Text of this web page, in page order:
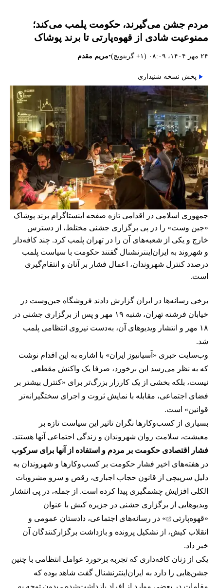
مردم جشن می‌گیرند، حکومت پلمب می‌کند؛
ممنوعیت شادی از قهوه‌پارتی تا برند پوشاک
۲۴ مهر ۱۴۰۴، ۰۸:۰۹ (‎+۱ گرینویچ) •مریم مقدم
پخش نسخه شنیداری
جمهوری اسلامی در اقدامی تازه صفحه اینستاگرام برند پوشاک
«جین وست» را در پی برگزاری جشنی مختلط، از دسترس
خارج و یکی از شعبه‌های آن را در تهران پلمب کرد. چند کافه‌‌دار
و شهروند به ایران‌اینترنشنال گفتند حکومت با سیاست پلمب
درصدد کنترل شهروندان، اعمال فشار بر آنان و انتقام‌گیری
است.
برخی رسانه‌ها در ایران گزارش دادند فروشگاه جین‌وست در
خیابان فرشته تهران، شنبه ۱۹ مهر و پس از برگزاری جشنی در
۱۸ مهر و انتشار ویدیوهای آن، به‌دست نیروی انتظامی پلمب
شد.
وب‌سایت خبری «آسیانیوز ایران» با اشاره به این اقدام نوشت
که به نظر می‌رسد این برخورد، صرفا یک واکنش مقطعی
نیست، بلکه بخشی از یک کارزار بزرگ‌تر برای «کنترل بیشتر بر
فضای اجتماعی، مقابله با نمایش ثروت و اجرای سختگیرانه‌تر
قوانین» است.
بسیاری از کسب‌وکارها نگران تاثیر این سیاست‌ تازه بر
معیشت، سلامت روان شهروندان و زندگی اجتماعی آنها هستند.
فشار اقتصادی حکومت بر مردم و استفاده از آنها برای سرکوب
در هفته‌های اخیر فشار حکومت بر کسب‌وکارها و شهروندان به
دلیل سرپیچی از قانون حجاب اجباری، رقص و سرو مشروبات
الکلی افزایش چشمگیری پیدا کرده است. از جمله، در پی انتشار
ویدیوهایی از برگزاری جشنی در جزیره کیش با عنوان
«قهوه‌پارتی
» در رسانه‌های اجتماعی، دادستان عمومی و
انقلاب کیش، از تشکیل پرونده و بازداشت برگزارکنندگان آن
خبر داد.
یکی از زنان کافه‌داری که تجربه برخورد عوامل انتظامی با چنین
جشن‌هایی را دارد به ایران‌اینترنشنال گفت شاهد بوده که
مقامات در بعضی موارد از افراد بازداشت‌‌شده - بدون توجه به